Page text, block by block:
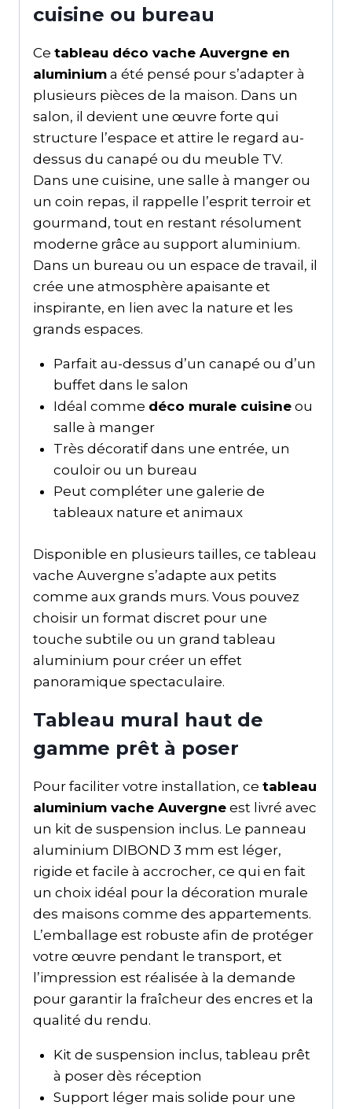
cuisine ou bureau
Ce tableau déco vache Auvergne en
aluminium a été pensé pour s’adapter à
plusieurs pièces de la maison. Dans un
salon, il devient une œuvre forte qui
structure l’espace et attire le regard au-
dessus du canapé ou du meuble TV.
Dans une cuisine, une salle à manger ou
un coin repas, il rappelle l’esprit terroir et
gourmand, tout en restant résolument
moderne grâce au support aluminium.
Dans un bureau ou un espace de travail, il
crée une atmosphère apaisante et
inspirante, en lien avec la nature et les
grands espaces.
Parfait au-dessus d’un canapé ou d’un
buffet dans le salon
Idéal comme déco murale cuisineou
salle à manger
Très décoratif dans une entrée, un
couloir ou un bureau
Peut compléter une galerie de
tableaux nature et animaux
Disponible en plusieurs tailles, ce tableau
vache Auvergne s’adapte aux petits
comme aux grands murs. Vous pouvez
choisir un format discret pour une
touche subtile ou un grand tableau
aluminium pour créer un effet
panoramique spectaculaire.
Tableau mural haut de
gamme prêt à poser
Pour faciliter votre installation, ce tableau
aluminium vache Auvergne est livré avec
un kit de suspension inclus. Le panneau
aluminium DIBOND 3 mm est léger,
rigide et facile à accrocher, ce qui en fait
un choix idéal pour la décoration murale
des maisons comme des appartements.
L’emballage est robuste afin de protéger
votre œuvre pendant le transport, et
l’impression est réalisée à la demande
pour garantir la fraîcheur des encres et la
qualité du rendu.
Kit de suspension inclus, tableau prêt
à poser dès réception
Support léger mais solide pour une